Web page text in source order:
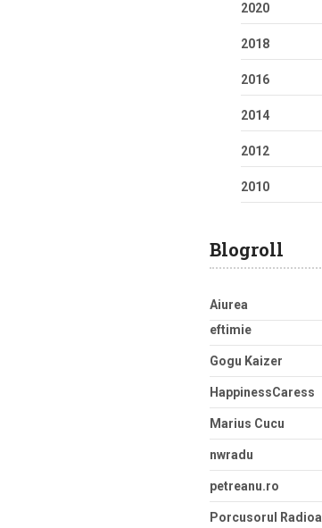
2020
2018
2016
2014
2012
2010
Blogroll
Aiurea
eftimie
Gogu Kaizer
HappinessCaress
Marius Cucu
nwradu
petreanu.ro
Porcusorul